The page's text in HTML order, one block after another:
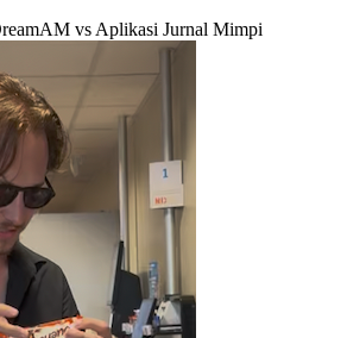
vs Aplikasi Jurnal Mimpi